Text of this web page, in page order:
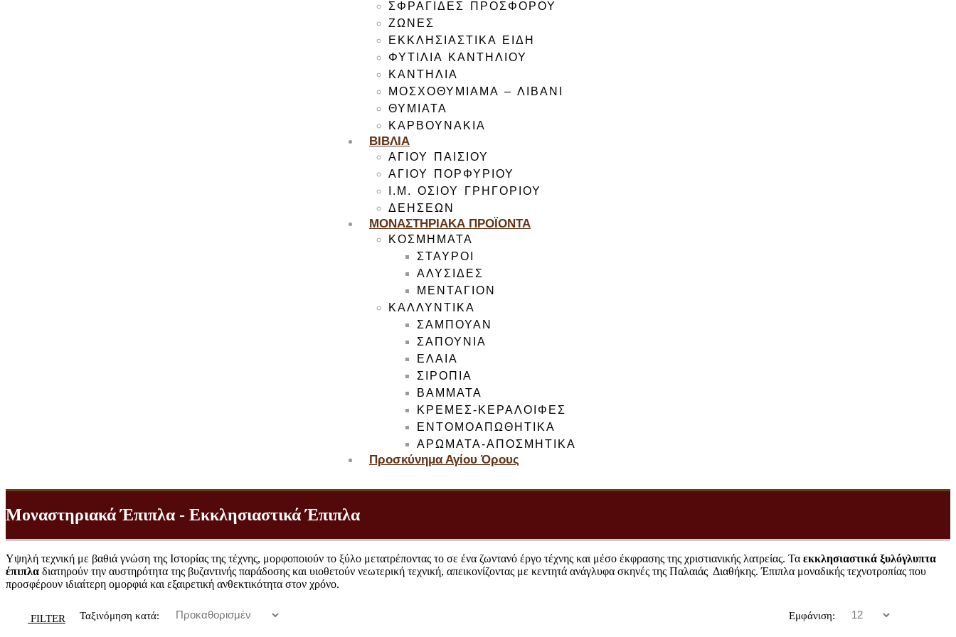
ΣΦΡΑΓΙΔΕΣ ΠΡΟΣΦΟΡΟΥ
ΖΩΝΕΣ
ΕΚΚΛΗΣΙΑΣΤΙΚΑ ΕΙΔΗ
ΦΥΤΙΛΙΑ ΚΑΝΤΗΛΙΟΥ
ΚΑΝΤΗΛΙΑ
ΜΟΣΧΟΘΥΜΙΑΜΑ – ΛΙΒΑΝΙ
ΘΥΜΙΑΤΑ
ΚΑΡΒΟΥΝΑΚΙΑ
ΒΙΒΛΙΑ
ΑΓΙΟΥ ΠΑΙΣΙΟΥ
ΑΓΙΟΥ ΠΟΡΦΥΡΙΟΥ
Ι.Μ. ΟΣΙΟΥ ΓΡΗΓΟΡΙΟΥ
ΔΕΗΣΕΩΝ
ΜΟΝΑΣΤΗΡΙΑΚΑ ΠΡΟΪΟΝΤΑ
ΚΟΣΜΗΜΑΤΑ
ΣΤΑΥΡΟΙ
ΑΛΥΣΙΔΕΣ
ΜΕΝΤΑΓΙΟΝ
ΚΑΛΛΥΝΤΙΚΑ
ΣΑΜΠΟΥΑΝ
ΣΑΠΟΥΝΙΑ
ΕΛΑΙΑ
ΣΙΡΟΠΙΑ
ΒΑΜΜΑΤΑ
ΚΡΕΜΕΣ-ΚΕΡΑΛΟΙΦΕΣ
ΕΝΤΟΜΟΑΠΩΘΗΤΙΚΑ
ΑΡΩΜΑΤΑ-ΑΠΟΣΜΗΤΙΚΑ
Προσκύνημα Αγίου Όρους
Μοναστηριακά Έπιπλα - Εκκλησιαστικά Έπιπλα
Υψηλή τεχνική με βαθιά γνώση της Ιστορίας της τέχνης, μορφοποιούν το ξύλο μετατρέποντας το σε ένα ζωντανό έργο τέχνης και μέσο έκφρασης της χριστιανικής λατρείας. Τα εκκλησιαστικά ξυλόγλυπτα
έπιπλα διατηρούν την αυστηρότητα της βυζαντινής παράδοσης και υιοθετούν νεωτερική τεχνική, απεικονίζοντας με κεντητά ανάγλυφα σκηνές της Παλαιάς Διαθήκης. Έπιπλα μοναδικής τεχνοτροπίας που
προσφέρουν ιδιαίτερη ομορφιά και εξαιρετική ανθεκτικότητα στον χρόνο.
FILTER Ταξινόμηση κατά: Εμφάνιση: